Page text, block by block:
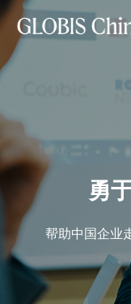
勇
帮助中国企业